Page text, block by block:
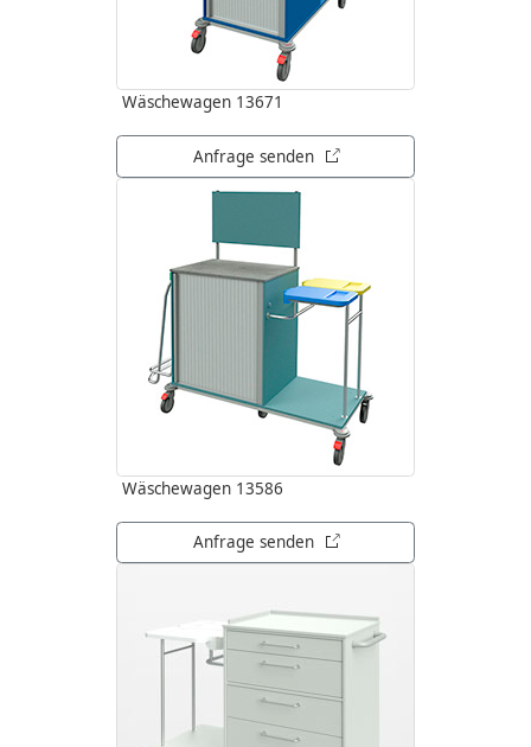
Wäschewagen 13671
Anfrage senden öffnet in neuem Tab
Wäschewagen 13586
Anfrage senden öffnet in neuem Tab